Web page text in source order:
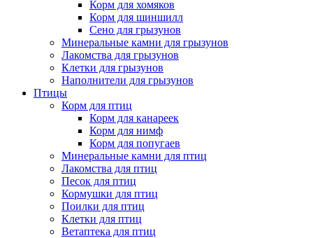
Корм для хомяков
Корм для шиншилл
Сено для грызунов
Минеральные камни для грызунов
Лакомства для грызунов
Клетки для грызунов
Наполнители для грызунов
Птицы
Корм для птиц
Корм для канареек
Корм для нимф
Корм для попугаев
Минеральные камни для птиц
Лакомства для птиц
Песок для птиц
Кормушки для птиц
Поилки для птиц
Клетки для птиц
Ветаптека для птиц